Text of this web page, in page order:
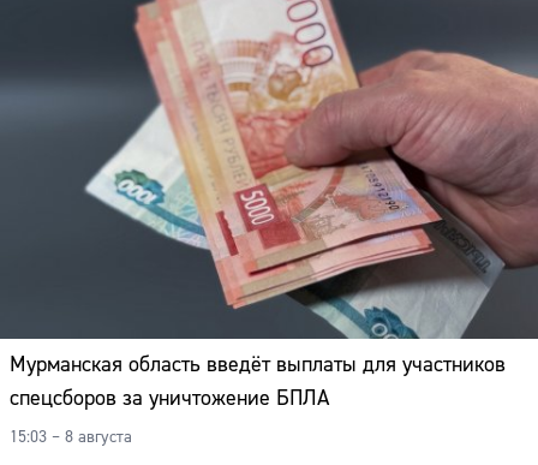
Мурманская область введёт выплаты для участников
спецсборов за уничтожение БПЛА
15:03 – 8 августа